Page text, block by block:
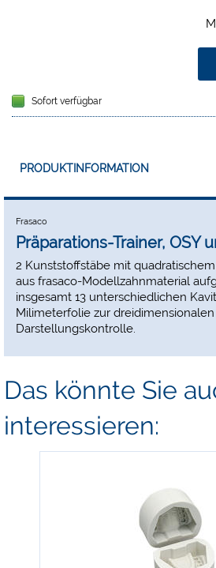
Sofort verfügbar
PRODUKTINFORMATION
Frasaco
Präparations-Trainer, OSY
2 Kunststoffstäbe mit
aus frasaco-Modellzahnmaterial
insgesamt 13 unterschiedlichen
Milimeterfolie zur dreidimensionalen
Darstellungskontrolle.
Das könnte Sie
interessieren: